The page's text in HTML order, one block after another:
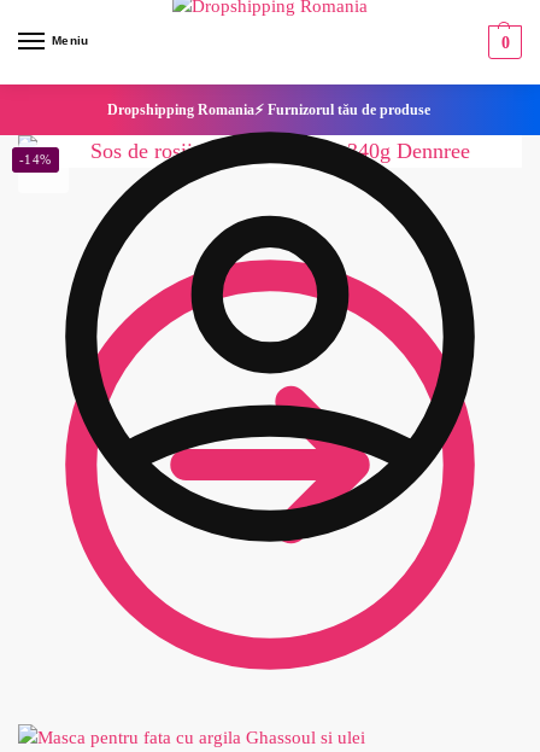
Meniu 0
Dropshipping Romania⚡ Furnizorul tău de produse
-14%